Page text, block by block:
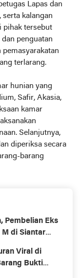
Lapas dan
serta kalangan
pihak tersebut
penguatan
terlarang.
hunian yang
Safir, Akasia,
kamar
Selanjutnya,
diperiksa secara
barang
Pembelian Eks
M di Siantar
Viral di
Bukti